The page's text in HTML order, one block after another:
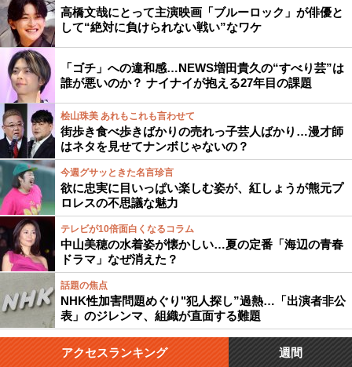
高橋文哉にとって主演映画「ブルーロック」が俳優と
して“絶対に負けられない戦い”なワケ
「ゴチ」への違和感…NEWS増田貴久の“すべり芸”は
誰が悪いのか？ ナイナイが抱える27年目の課題
桧山珠美 あれもこれも言わせて
街歩き食べ歩きばかりの売れっ子芸人ばかり…漫才師
はネタを見せてナンボじゃないの？
今週グサッときた名言珍言
欲に忠実に目いっぱい楽しむ姿が、紅しょうが熊元プ
ロレスの不思議な魅力
テレビが10倍面白くなるコラム
中山美穂の水着姿が懐かしい…夏の定番「海辺の青春
ドラマ」なぜ消えた？
話題の焦点
NHK性加害問題めぐり"犯人探し”過熱…「出演者非公
表」のジレンマ、組織が直面する難題
アクセスランキング 週間